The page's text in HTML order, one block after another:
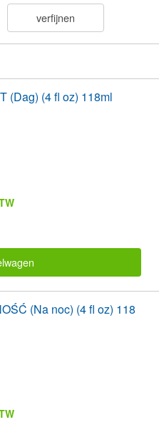
verfijnen
(Dag) (4 fl oz) 118ml
(Na noc) (4 fl oz) 118